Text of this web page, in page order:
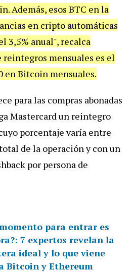
Además, esos BTC en la
en cripto automáticas
3,5% anual", recalca
mensuales es el
en Bitcoin mensuales.
para las compras abonadas
Mastercard un reintegro
porcentaje varía entre
de la operación y con un
por persona de
para entrar es
7 expertos revelan la
ideal y lo que viene
Bitcoin y Ethereum